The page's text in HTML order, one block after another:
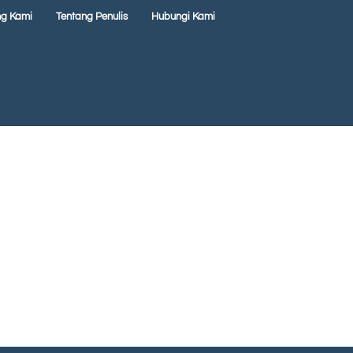
Kami Tentang Penulis Hubungi Kami